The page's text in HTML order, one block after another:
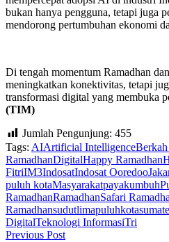
bukan hanya pengguna, tetapi juga
mendorong pertumbuhan ekonomi
Di tengah momentum Ramadhan
meningkatkan konektivitas, tetapi
transformasi digital yang membuka
(TIM)
Jumlah Pengunjung: 455
Tags: AIArtificial IntelligenceBerkah
RamadhanDigitalHappy Ramadhan
FitriIM3IndosatIndosat Ooredoo
puluh kotaMasyarakatpayakumbuh
RamadhanRamadhanSafari
Ramadhansudutlimapuluhkota
DigitalTeknologi InformasiTri
Previous Post